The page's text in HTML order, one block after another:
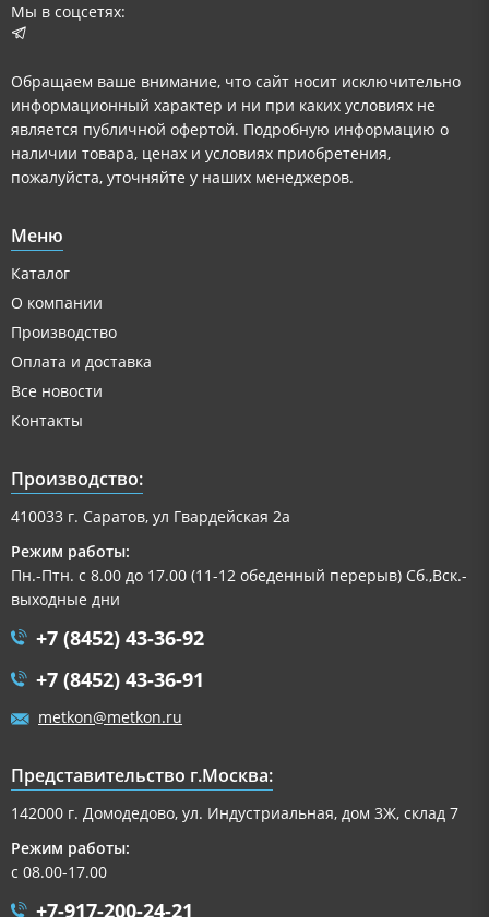
Мы в соцсетях:
Обращаем ваше внимание, что сайт носит исключительно
информационный характер и ни при каких условиях не
является публичной офертой. Подробную информацию о
наличии товара, ценах и условиях приобретения,
пожалуйста, уточняйте у наших менеджеров.
Меню
Каталог
О компании
Производство
Оплата и доставка
Все новости
Контакты
Производство:
410033 г. Саратов, ул Гвардейская 2а
Режим работы:
Пн.-Птн. с 8.00 до 17.00 (11-12 обеденный перерыв) Сб.,Вск.-
выходные дни
+7 (8452) 43-36-92
+7 (8452) 43-36-91
metkon@metkon.ru
Представительство г.Москва:
142000 г. Домодедово, ул. Индустриальная, дом 3Ж, склад 7
Режим работы:
с 08.00-17.00
+7-917-200-24-21